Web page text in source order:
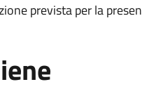
prevista per la